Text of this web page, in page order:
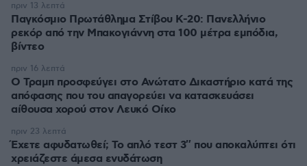
Παγκόσμιο Πρωτάθλημα Στίβου Κ-20: Πανελλήνιο
ρεκόρ από την Μπακογιάννη στα 100 μέτρα εμπόδια,
βίντεο
πριν 13 λεπτά
Ο Τραμπ προσφεύγει στο Ανώτατο Δικαστήριο κατά της
απόφασης που του απαγορεύει να κατασκευάσει
αίθουσα χορού στον Λευκό Οίκο
πριν 16 λεπτά
Έχετε αφυδατωθεί; Το απλό τεστ 3″ που αποκαλύπτει ότι
χρειάζεστε άμεσα ενυδάτωση
πριν 23 λεπτά